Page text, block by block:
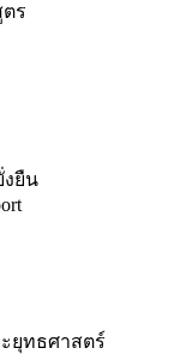
ร
งยืน
ยุทธศาสตร์